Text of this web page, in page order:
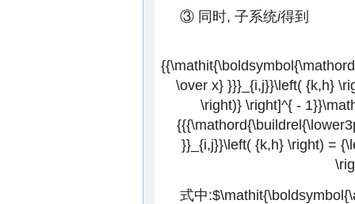
③ 同时, 子系统i得到
\over x} }}}_{i,j}}\left( {k,h}
\right)} \right]^{ -
}}_{i,j}}\left( {k,h} \right) =
式中: